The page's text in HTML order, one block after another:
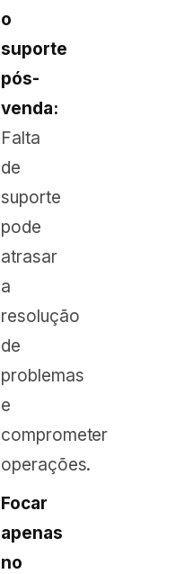
o
suporte
pós-
venda:
Falta
de
suporte
pode
atrasar
a
resolução
de
problemas
e
comprometer
operações.
Focar
apenas
no